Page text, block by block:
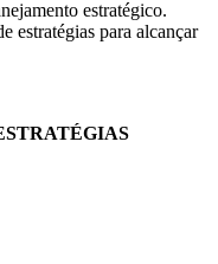
estratégico.
estratégias para alcançar